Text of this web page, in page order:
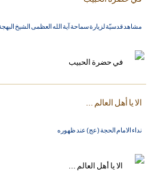
مشاهد قدسيّة لزيارة سماحة آية الله العظمى الشيخ
الا يا أهل العالم ...
نداء الامام الحجة (عج) عند ظهوره